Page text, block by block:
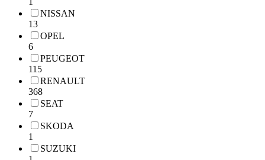
NISSAN
13
OPEL
6
PEUGEOT
115
RENAULT
368
SEAT
7
SKODA
1
SUZUKI